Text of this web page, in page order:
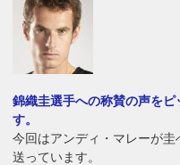
錦織圭選手への称賛の声を
す。
今回はアンディ・マレーが
送っています。